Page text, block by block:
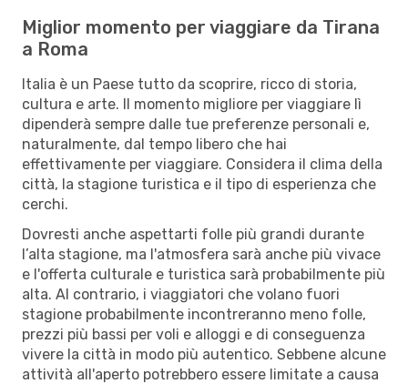
Miglior momento per viaggiare da Tirana
a Roma
Italia è un Paese tutto da scoprire, ricco di storia,
cultura e arte. Il momento migliore per viaggiare lì
dipenderà sempre dalle tue preferenze personali e,
naturalmente, dal tempo libero che hai
effettivamente per viaggiare. Considera il clima della
città, la stagione turistica e il tipo di esperienza che
cerchi.
Dovresti anche aspettarti folle più grandi durante
l’alta stagione, ma l'atmosfera sarà anche più vivace
e l'offerta culturale e turistica sarà probabilmente più
alta. Al contrario, i viaggiatori che volano fuori
stagione probabilmente incontreranno meno folle,
prezzi più bassi per voli e alloggi e di conseguenza
vivere la città in modo più autentico. Sebbene alcune
attività all'aperto potrebbero essere limitate a causa